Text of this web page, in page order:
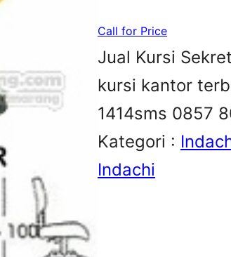
Call for Price
Jual Kursi
kursi kantor
1414sms 0857
Kategori :
Indachi